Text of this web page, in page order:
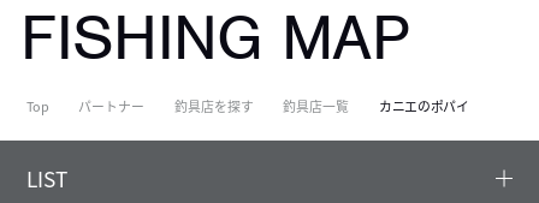
FISHING MAP
Top パートナー 釣具店を探す 釣具店一覧 カニエのポパイ
LIST